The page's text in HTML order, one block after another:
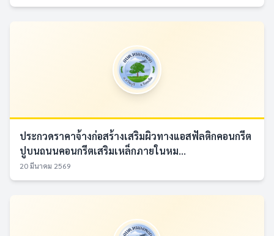
ประกวดราคาจ้างก่อสร้างเสริมผิวทางแอสฟัลติกคอนกรีต
ปูบนถนนคอนกรีตเสริมเหล็กภายในหม...
20 มีนาคม 2569